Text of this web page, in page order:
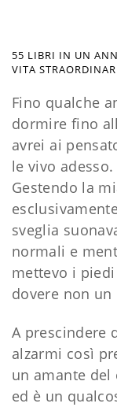
55 LIBRI IN UN
VITA
Fino qualche
dormire fino
avrei ai
le vivo adesso.
Gestendo la
sveglia
normali e
mettevo i
dovere non un
A prescindere
alzarmi così
un amante del
ed è un